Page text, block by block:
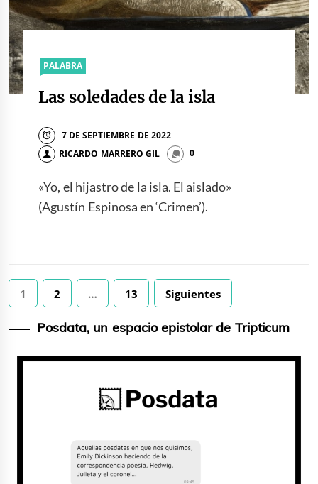
PALABRA
Las soledades de la isla
7 DE SEPTIEMBRE DE 2022
RICARDO MARRERO GIL
0
«Yo, el hijastro de la isla. El aislado»
(Agustín Espinosa en ‘Crimen’).
Paginación
de
entradas
1 2 … 13 Siguientes
Posdata, un espacio epistolar de Tripticum